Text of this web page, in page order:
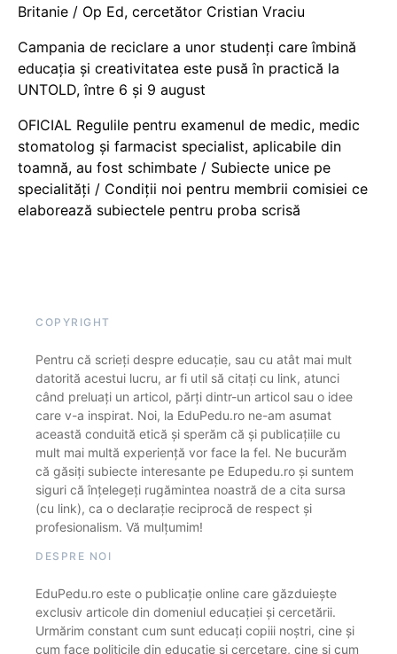
Britanie / Op Ed, cercetător Cristian Vraciu
Campania de reciclare a unor studenți care îmbină
educația și creativitatea este pusă în practică la
UNTOLD, între 6 și 9 august
OFICIAL Regulile pentru examenul de medic, medic
stomatolog și farmacist specialist, aplicabile din
toamnă, au fost schimbate / Subiecte unice pe
specialități / Condiții noi pentru membrii comisiei ce
elaborează subiectele pentru proba scrisă
COPYRIGHT
Pentru că scrieți despre educație, sau cu atât mai mult
datorită acestui lucru, ar fi util să citați cu link, atunci
când preluați un articol, părți dintr-un articol sau o idee
care v-a inspirat. Noi, la EduPedu.ro ne-am asumat
această conduită etică și sperăm că și publicațiile cu
mult mai multă experiență vor face la fel. Ne bucurăm
că găsiți subiecte interesante pe Edupedu.ro și suntem
siguri că înțelegeți rugămintea noastră de a cita sursa
(cu link), ca o declarație reciprocă de respect și
profesionalism. Vă mulțumim!
DESPRE NOI
EduPedu.ro este o publicație online care găzduiește
exclusiv articole din domeniul educației și cercetării.
Urmărim constant cum sunt educați copiii noștri, cine și
cum face politicile din educație și cercetare, cine și cum